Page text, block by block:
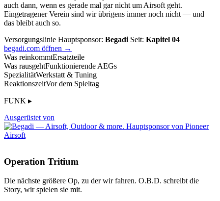
auch dann, wenn es gerade mal gar nicht um Airsoft geht.
Eingetragener Verein sind wir übrigens immer noch nicht — und
das bleibt auch so.
Versorgungslinie Hauptsponsor: Begadi Seit: Kapitel 04
begadi.com öffnen →
Was reinkommtErsatzteile
Was rausgehtFunktionierende AEGs
SpezialitätWerkstatt & Tuning
ReaktionszeitVor dem Spieltag
FUNK ▸
Ausgerüstet von
Operation Tritium
Die nächste größere Op, zu der wir fahren. O.B.D. schreibt die
Story, wir spielen sie mit.